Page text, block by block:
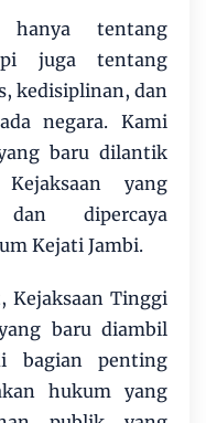
tentang
juga tentang
kedisiplinan, dan
negara. Kami
baru dilantik
yang
dipercaya
Kejati Jambi.
Kejaksaan Tinggi
baru diambil
bagian penting
hukum yang